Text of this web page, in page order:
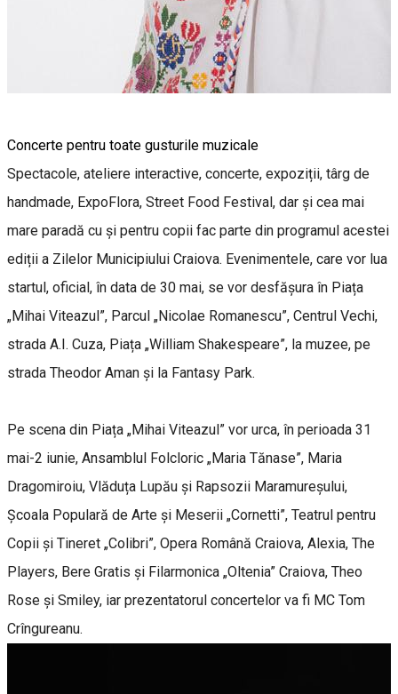
Concerte pentru toate gusturile muzicale
Spectacole, ateliere interactive, concerte, expoziții, târg de
handmade, ExpoFlora, Street Food Festival, dar și cea mai
mare paradă cu și pentru copii fac parte din programul acestei
ediții a Zilelor Municipiului Craiova. Evenimentele, care vor lua
startul, oficial, în data de 30 mai, se vor desfășura în Piața
„Mihai Viteazul”, Parcul „Nicolae Romanescu”, Centrul Vechi,
strada A.I. Cuza, Piața „William Shakespeare”, la muzee, pe
strada Theodor Aman și la Fantasy Park.
Pe scena din Piața „Mihai Viteazul” vor urca, în perioada 31
mai-2 iunie, Ansamblul Folcloric „Maria Tănase”, Maria
Dragomiroiu, Vlăduța Lupău și Rapsozii Maramureșului,
Școala Populară de Arte și Meserii „Cornetti”, Teatrul pentru
Copii și Tineret „Colibri”, Opera Română Craiova, Alexia, The
Players, Bere Gratis și Filarmonica „Oltenia” Craiova, Theo
Rose și Smiley, iar prezentatorul concertelor va fi MC Tom
Crîngureanu.